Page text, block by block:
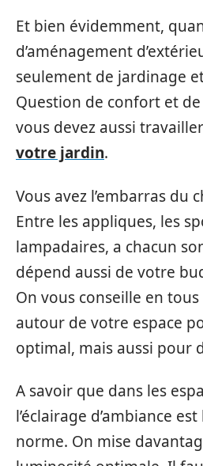
Et bien évidemment,
d’aménagement
seulement de jardinage
Question de confort et
vous devez aussi travailler
votre jardin.
Vous avez l’embarras du
Entre les appliques, les
lampadaires, a chacun
dépend aussi de votre
On vous conseille en tous
autour de votre espace
optimal, mais aussi pour
A savoir que dans les
l’éclairage d’ambiance
norme. On mise